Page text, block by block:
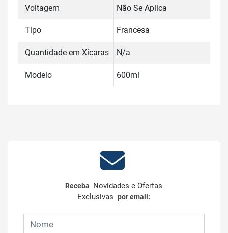
Voltagem Não Se Aplica
Tipo Francesa
Quantidade em Xícaras N/a
Modelo 600ml
Receba Novidades e Ofertas
Exclusivaspor email: